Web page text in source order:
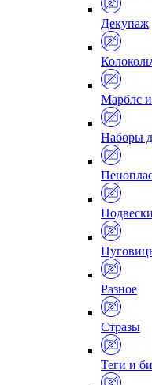
Декупаж
Марблс
Наборы
Подвески
Разное
Стразы
Теги и